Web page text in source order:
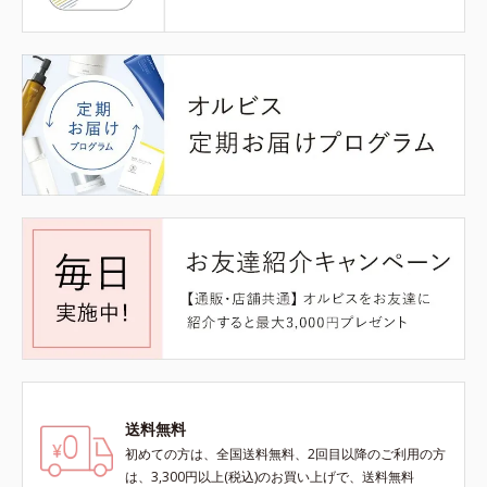
送料無料
初めての方は、全国送料無料、2回目以降のご利用の方
は、3,300円以上(税込)のお買い上げで、送料無料